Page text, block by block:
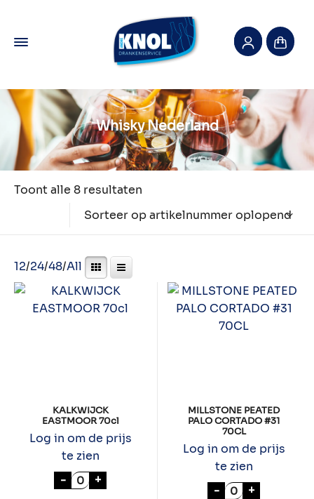
Whisky Nederland
Toont alle 8 resultaten
Sorteer op artikelnummer oplopend
12/24/48/All
KALKWIJCK
EASTMOOR 70cl
Log in om de prijs
te zien
- KALKWIJCK EASTMOOR 70cl aantal
+
MILLSTONE PEATED
PALO CORTADO #31
70CL
Log in om de prijs
te zien
- MILLSTONE
+